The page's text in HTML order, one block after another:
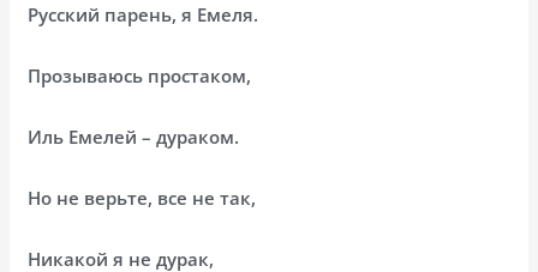
Русский парень, я Емеля.
Прозываюсь простаком,
Иль Емелей – дураком.
Но не верьте, все не так,
Никакой я не дурак,